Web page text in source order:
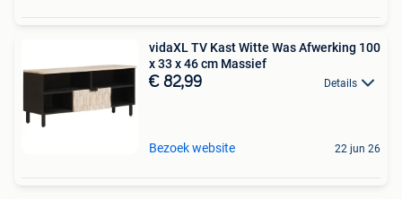
vidaXL TV Kast Witte Was Afwerking 100
x 33 x 46 cm Massief
€ 82,99 Details
Bezoek website 22 jun 26